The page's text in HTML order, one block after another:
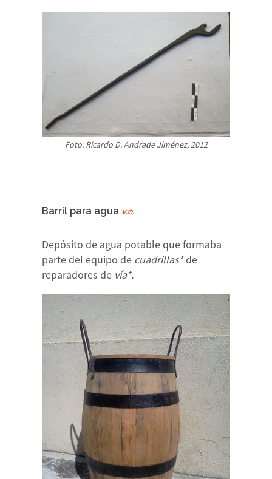
Foto: Ricardo D. Andrade Jiménez, 2012
Barril para agua v.e.
Depósito de agua potable que formaba
parte del equipo de cuadrillas*de
reparadores de vía*.